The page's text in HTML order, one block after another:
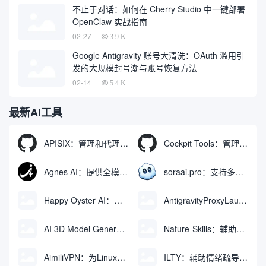
不止于对话：如何在 Cherry Studio 中一键部署
OpenClaw 实战指南
02-27 3.9 K
Google Antigravity 账号大清洗：OAuth 滥用引
发的大规模封号潮与账号恢复方法
02-14 5.4 K
最新AI工具
APISIX：管理和代理API及大模型流量的高性能网关 Cockpit Tools：管理多个AI编程IDE账号与配置多开独立实例的本地桌面应用
Agnes AI：提供全模态模型免费API、支持图文视频生成与复杂工程执行的智能体平台 soraai.pro：支持多模型文字转视频和图像生成的在线创作工具
Happy Oyster AI：生成可交互式3D虚拟世界与视频的大模型 AntigravityProxyLauncher：免TUN全局代理使用Antigravity IDE
AI 3D Model Generator：通过文本和图像快速生成3D模型的在线工具 Nature-Skills：辅助撰写学术论文和绘制科研图表的智能体插件
AimiliVPN：为Linux提供纯净出站家庭IP的VPN代理网关 ILTY：辅助情绪疏导与提供行动建议的AI陪伴工具